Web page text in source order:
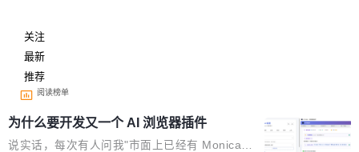
关注
最新
推荐
阅读榜单
为什么要开发又一个 AI 浏览器插件
说实话，每次有人问我"市面上已经有 Monica、